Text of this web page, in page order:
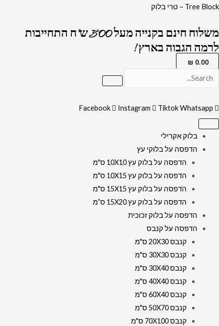
דילוג
Tree Block – טרי בלוק
משלוח חינם בקנייה מעל 500 ש"ח התחייבות
לרמה הגבוה בארץ !
0.00
₪
Facebook Instagram TiktokWhatsapp
בלוק אקרילי
הדפסה על בלוקי עץ
הדפסה על בלוק עץ 10X10 ס"מ
הדפסה על בלוק עץ 10X15 ס"מ
הדפסה על בלוק עץ 15X15 ס"מ
הדפסה על בלוק עץ 15X20 ס”מ
הדפסה על בלוק זכוכית
הדפסה על קנבס
קנבס 20X30 ס"מ
קנבס 30X30 ס"מ
קנבס 30X40 ס"מ
קנבס 40X40 ס"מ
קנבס 60X40 ס"מ
קנבס 50X70 ס"מ
קנבס 70X100 ס"מ
כמות
3105
-
תמונה
עם
"ועשו
לי
מקדש
ושכנתי
בתוכם"....על
קנבס
או
זכוכית